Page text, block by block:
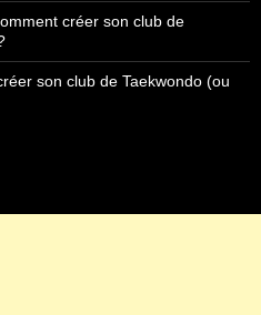
créer son club de
son club de Taekwondo (ou